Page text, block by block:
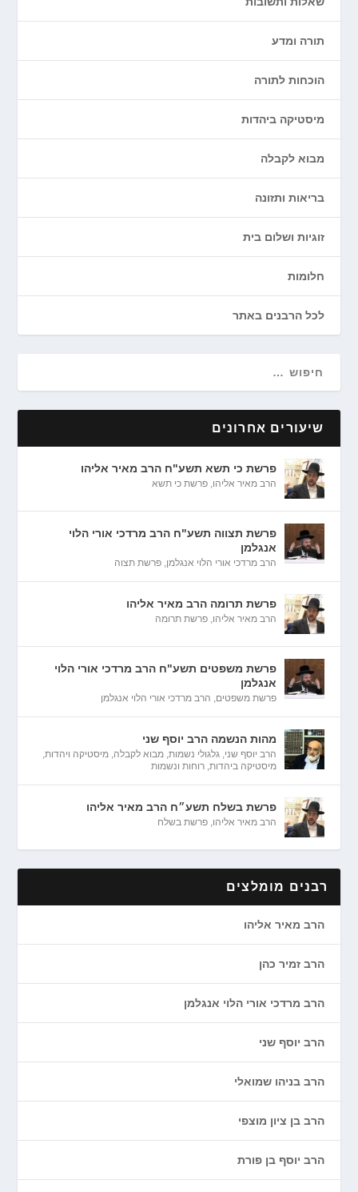
תורה ומדע
הוכחות לתורה
מיסטיקה ביהדות
מבוא לקבלה
בריאות ותזונה
זוגיות ושלום בית
חלומות
לכל הרבנים באתר
שיעורים אחרונים
פרשת כי תשא תשע"ח הרב מאיר אליהו
הרב מאיר אליהו,פרשת כי תשא
פרשת תצווה תשע"ח הרב מרדכי אורי הלוי
אנגלמן
הרב מרדכי אורי הלוי אנגלמן,פרשת תצוה
פרשת תרומה הרב מאיר אליהו
הרב מאיר אליהו,פרשת תרומה
פרשת משפטים תשע"ח הרב מרדכי אורי הלוי
אנגלמן
פרשת משפטים, הרב מרדכי אורי הלוי אנגלמן
מהות הנשמה הרב יוסף שני
הרב יוסף שני,גלגולי נשמות,מבוא לקבלה,מיסטיקה ויהדות,
מיסטיקה ביהדות,רוחות ונשמות
פרשת בשלח תשע״ח הרב מאיר אליהו
הרב מאיר אליהו,פרשת בשלח
רבנים מומלצים
הרב מאיר אליהו
הרב זמיר כהן
הרב מרדכי אורי הלוי אנגלמן
הרב יוסף שני
הרב בניהו שמואלי
הרב בן ציון מוצפי
הרב יוסף בן פורת